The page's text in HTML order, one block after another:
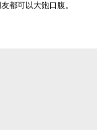
都可以大飽口腹。